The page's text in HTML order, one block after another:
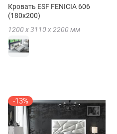
Кровать ESF FENICIA 606
(180х200)
1200 х3110 х2200 мм
-13%